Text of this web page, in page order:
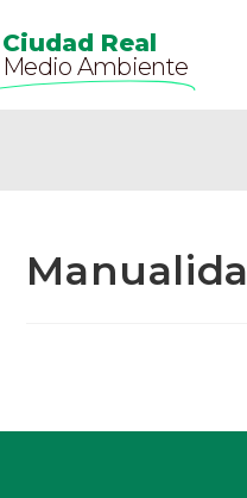
Ciudad Real
Medio Ambiente
Primer